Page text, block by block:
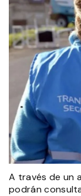
A través de un
podrán